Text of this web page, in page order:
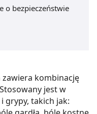
o bezpieczeństwie
zawiera kombinację
jest w
grypy, takich jak: